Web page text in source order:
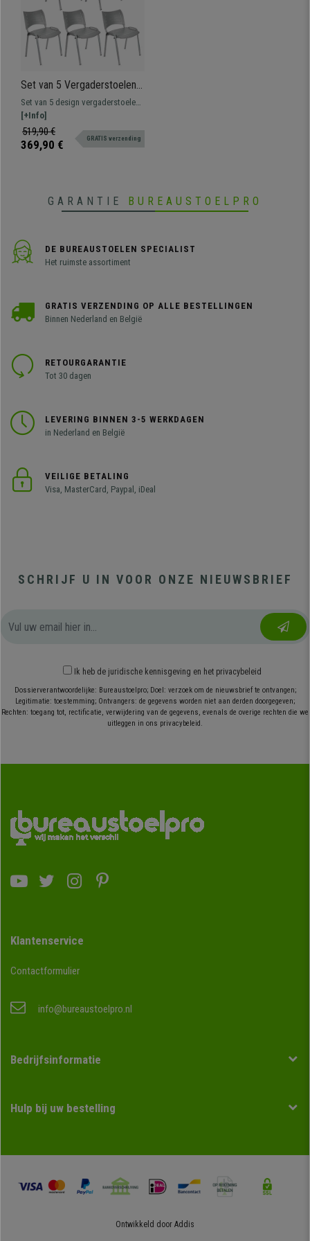
Set van 5 Vergaderstoelen
ELVA, Stapelbaar en
Praktisch, Hoge Kwaliteit,
Kleur grijs en Grijze Poten
Set van 5 design vergaderstoelen
ELVA. Het perfecte model voor wie
op zoek is naar stevigheid,
comfort en gebruiksgemak. Ideaal
[+Info]
519,90 €
369,90 € GRATIS verzending
GARANTIE BUREAUSTOELPRO
DE BUREAUSTOELEN SPECIALIST
Het ruimste assortiment
GRATIS VERZENDING OP ALLE BESTELLINGEN
Binnen Nederland en België
RETOURGARANTIE
Tot 30 dagen
LEVERING BINNEN 3-5 WERKDAGEN
in Nederland en België
VEILIGE BETALING
Visa, MasterCard, Paypal, iDeal
SCHRIJF U IN VOOR ONZE NIEUWSBRIEF
Ik heb de juridische kennisgeving en het privacybeleid
Dossierverantwoordelijke: Bureaustoelpro; Doel: verzoek om de nieuwsbrief te ontvangen;
Legitimatie: toestemming; Ontvangers: de gegevens worden niet aan derden doorgegeven;
Rechten: toegang tot, rectificatie, verwijdering van de gegevens, evenals de overige rechten die we
uitleggen in ons privacybeleid.
Klantenservice
Contactformulier
info@bureaustoelpro.nl
Bedrijfsinformatie
Hulp bij uw bestelling
Ontwikkeld door Addis